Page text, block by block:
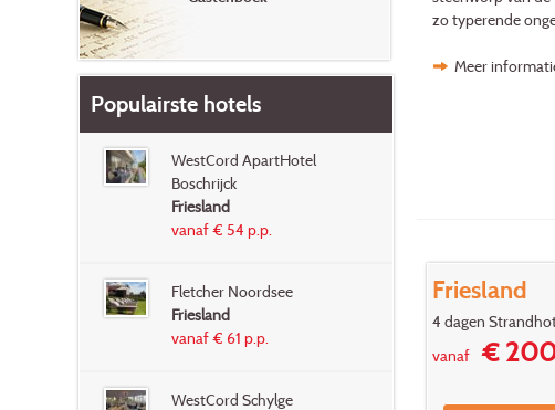
zo typerende
Meer
Friesland
4 dagen
vanaf€
Populairste hotels
WestCord ApartHotel
Boschrijck
Friesland
vanaf € 54 p.p.
Fletcher Noordsee
Friesland
vanaf € 61 p.p.
WestCord Schylge